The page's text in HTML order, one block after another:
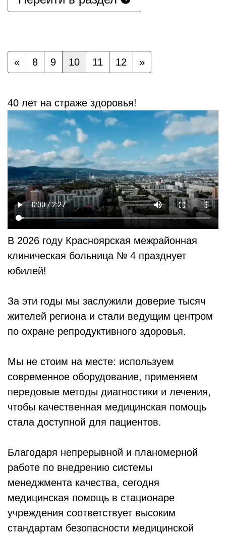
« 8 9 10 11 12 »
40 лет на страже здоровья!
В 2026 году Красноярская межрайонная
клиническая больница № 4 празднует
юбилей!
За эти годы мы заслужили доверие тысяч
жителей региона и стали ведущим центром
по охране репродуктивного здоровья.
Мы не стоим на месте: используем
современное оборудование, применяем
передовые методы диагностики и лечения,
чтобы качественная медицинская помощь
стала доступной для пациентов.
Благодаря непрерывной и планомерной
работе по внедрению системы
менеджмента качества, сегодня
медицинская помощь в стационаре
учреждения соответствует высоким
стандартам безопасности медицинской